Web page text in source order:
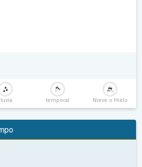
lluvia temporal Nieve o Hielo